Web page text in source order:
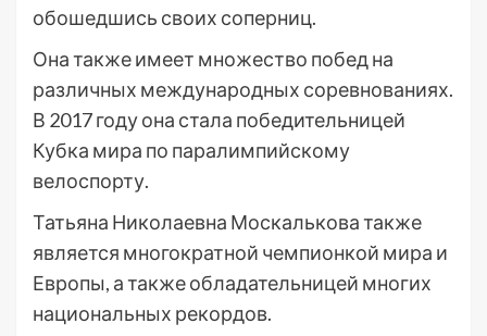
обошедшись своих соперниц.
Она также имеет множество побед на
различных международных соревнованиях.
В 2017 году она стала победительницей
Кубка мира по паралимпийскому
велоспорту.
Татьяна Николаевна Москалькова также
является многократной чемпионкой мира и
Европы, а также обладательницей многих
национальных рекордов.